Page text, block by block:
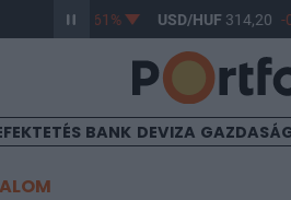
-0,61% USD/HUF 314,20 -
BANK DEVIZA